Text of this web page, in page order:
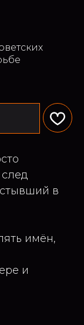
в
имён,
и